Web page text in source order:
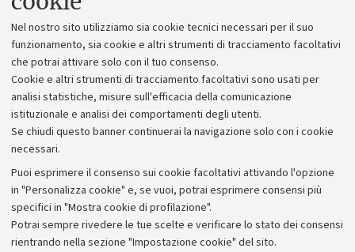
Nel nostro sito utilizziamo sia cookie tecnici necessari per il suo
funzionamento, sia cookie e altri strumenti di tracciamento facoltativi
che potrai attivare solo con il tuo consenso.
Cookie e altri strumenti di tracciamento facoltativi sono usati per
analisi statistiche, misure sull'efficacia della comunicazione
istituzionale e analisi dei comportamenti degli utenti.
Se chiudi questo banner continuerai la navigazione solo con i cookie
necessari.
Puoi esprimere il consenso sui cookie facoltativi attivando l'opzione
in "Personalizza cookie" e, se vuoi, potrai esprimere consensi più
specifici in "Mostra cookie di profilazione".
Potrai sempre rivedere le tue scelte e verificare lo stato dei consensi
rientrando nella sezione "Impostazione cookie" del sito.
Alumni community
Piano strategico
Bilanci
Donazioni e 5x1000
Bandi, gare e concorsi
Albo online
Amministrazione trasparente
Atti di notifica